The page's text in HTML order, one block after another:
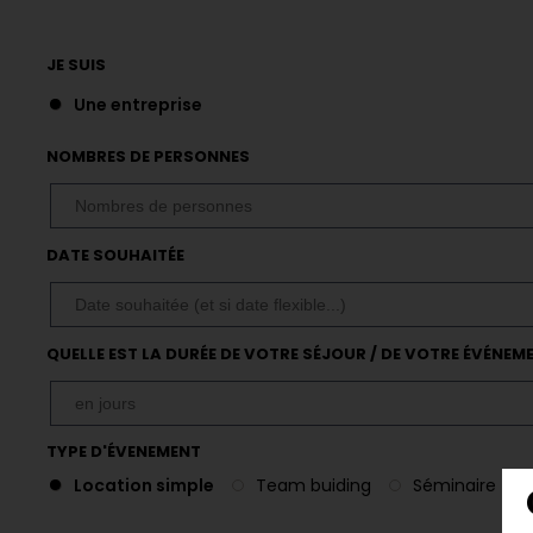
JE SUIS
Une entreprise
NOMBRES DE PERSONNES
DATE SOUHAITÉE
QUELLE EST LA DURÉE DE VOTRE SÉJOUR / DE VOTRE
TYPE D'ÉVENEMENT
Location simple Team buiding Séminaire